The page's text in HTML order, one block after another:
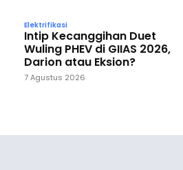
Elektrifikasi
Intip Kecanggihan Duet
Wuling PHEV di GIIAS 2026,
Darion atau Eksion?
7 Agustus 2026